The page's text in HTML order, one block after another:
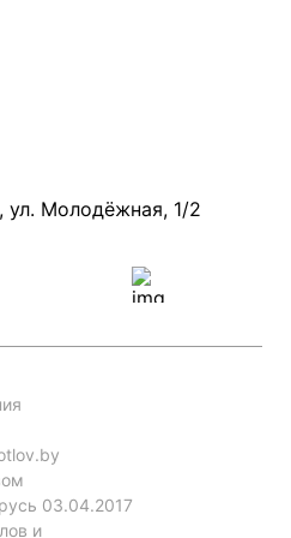
отопления
ул. Молодёжная, 1/2
03.04.2017
и